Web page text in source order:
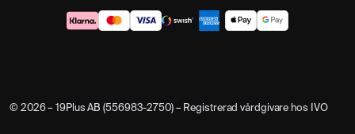
© 2026 – 19Plus AB (556983-2750) – Registrerad vårdgivare hos IVO